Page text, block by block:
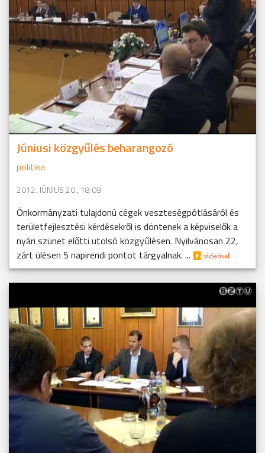
Júniusi közgyűlés beharangozó
politika
2012. JÚNIUS 20., 18:09
Önkormányzati tulajdonú cégek veszteségpótlásáról és
területfejlesztési kérdésekről is döntenek a képviselők a
nyári szünet előtti utolsó közgyűlésen. Nyilvánosan 22,
zárt ülésen 5 napirendi pontot tárgyalnak. ...